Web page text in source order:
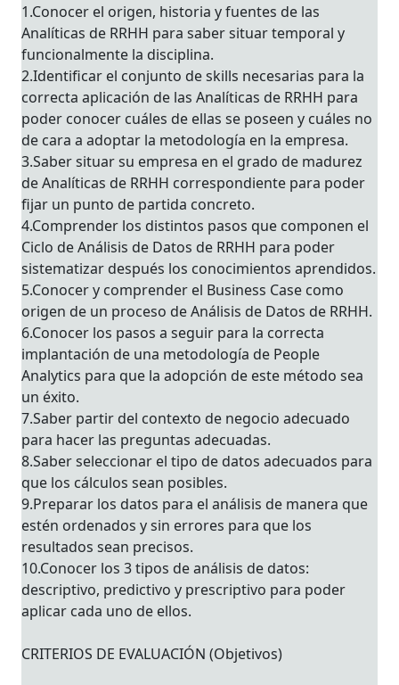
1.Conocer el origen, historia y fuentes de las
Analíticas de RRHH para saber situar temporal y
funcionalmente la disciplina.
2.Identificar el conjunto de skills necesarias para la
correcta aplicación de las Analíticas de RRHH para
poder conocer cuáles de ellas se poseen y cuáles no
de cara a adoptar la metodología en la empresa.
3.Saber situar su empresa en el grado de madurez
de Analíticas de RRHH correspondiente para poder
fijar un punto de partida concreto.
4.Comprender los distintos pasos que componen el
Ciclo de Análisis de Datos de RRHH para poder
sistematizar después los conocimientos aprendidos.
5.Conocer y comprender el Business Case como
origen de un proceso de Análisis de Datos de RRHH.
6.Conocer los pasos a seguir para la correcta
implantación de una metodología de People
Analytics para que la adopción de este método sea
un éxito.
7.Saber partir del contexto de negocio adecuado
para hacer las preguntas adecuadas.
8.Saber seleccionar el tipo de datos adecuados para
que los cálculos sean posibles.
9.Preparar los datos para el análisis de manera que
estén ordenados y sin errores para que los
resultados sean precisos.
10.Conocer los 3 tipos de análisis de datos:
descriptivo, predictivo y prescriptivo para poder
aplicar cada uno de ellos.
CRITERIOS DE EVALUACIÓN (Objetivos)